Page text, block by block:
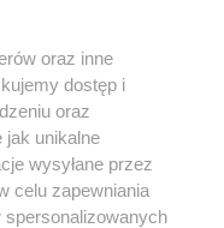
oraz inne
dostęp i
oraz
jak unikalne
wysyłane przez
celu zapewniania